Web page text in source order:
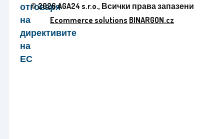
отговаря
на
директивите
на
ЕС
© 2026 AGA24 s.r.o., Всички права запазени
Ecommerce solutions BINARGON.cz